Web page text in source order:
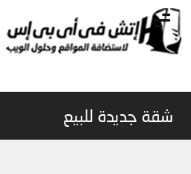
شقة جديدة للبيع